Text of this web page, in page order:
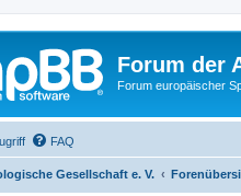
Forum der
Forum europäischer
FAQ
Gesellschaft e. V.